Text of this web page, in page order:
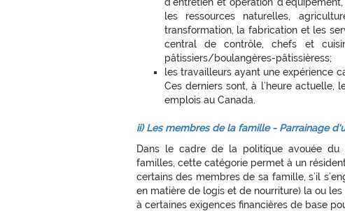
les ressources naturelles,
transformation, la fabrication et les
central de contrôle, chefs et
pâtissiers/boulangères-pâtissièress;
les travailleurs ayant une expérience
Ces derniers sont, à l’heure actuelle,
emplois au Canada.
ii) Les membres de la famille - Parrainage
Dans le cadre de la politique avouée du
familles, cette catégorie permet à un
certains des membres de sa famille, s’il
en matière de logis et de nourriture) la ou
à certaines exigences financières de base